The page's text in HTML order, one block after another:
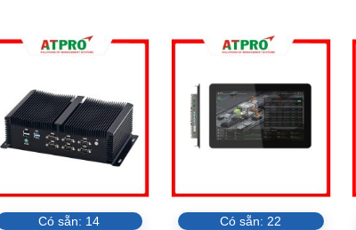
Có sẵn: 14 Có sẵn:22